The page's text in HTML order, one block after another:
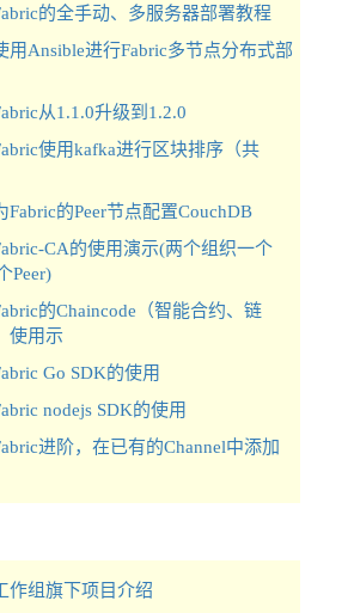
的全手动、多服务器部署教程
用Ansible进行Fabric多节点分布式部
从1.1.0升级到1.2.0
使用kafka进行区块排序（共
Fabric的Peer节点配置CouchDB
CA的使用演示(两个组织一个
Peer)
的Chaincode（智能合约、链
使用示
Go SDK的使用
nodejs SDK的使用
进阶，在已有的Channel中添加
作组旗下项目介绍